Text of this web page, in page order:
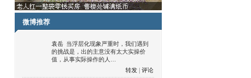
微博推荐
袁岳 当浮层化现象严重时，我们遇到
的挑战是，出的主意没有太大实操价
值，从事实际操作的人…
转发
评论